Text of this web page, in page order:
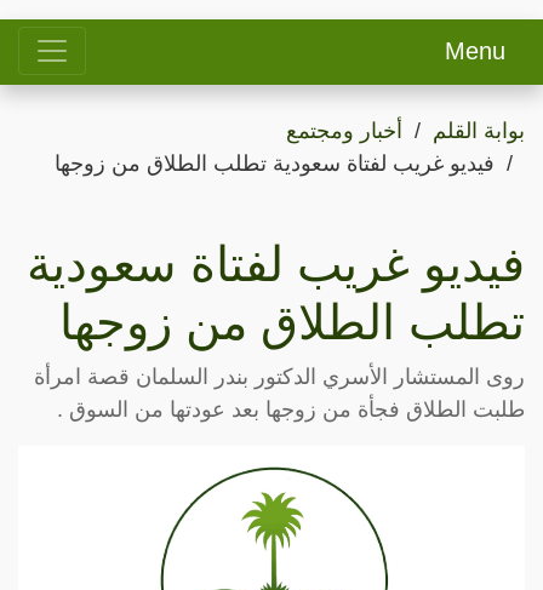
Menu
بوابة القلم
أخبار ومجتمع
فيديو غريب لفتاة سعودية تطلب الطلاق من زوجها
فيديو غريب لفتاة سعودية
تطلب الطلاق من زوجها
روى المستشار الأسري الدكتور بندر السلمان قصة امرأة
طلبت الطلاق فجأة من زوجها بعد عودتها من السوق .